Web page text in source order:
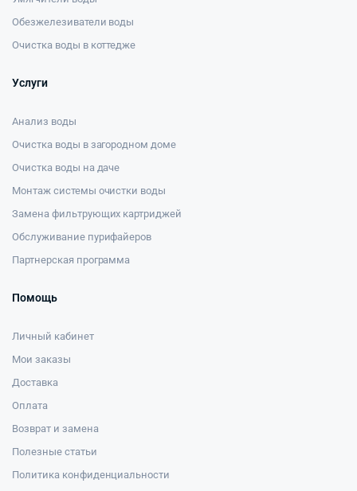
Обезжелезиватели воды
Очистка воды в коттедже
Услуги
Анализ воды
Очистка воды в загородном доме
Очистка воды на даче
Монтаж системы очистки воды
Замена фильтрующих картриджей
Обслуживание пурифайеров
Партнерская программа
Помощь
Личный кабинет
Мои заказы
Доставка
Оплата
Возврат и замена
Полезные статьи
Политика конфиденциальности